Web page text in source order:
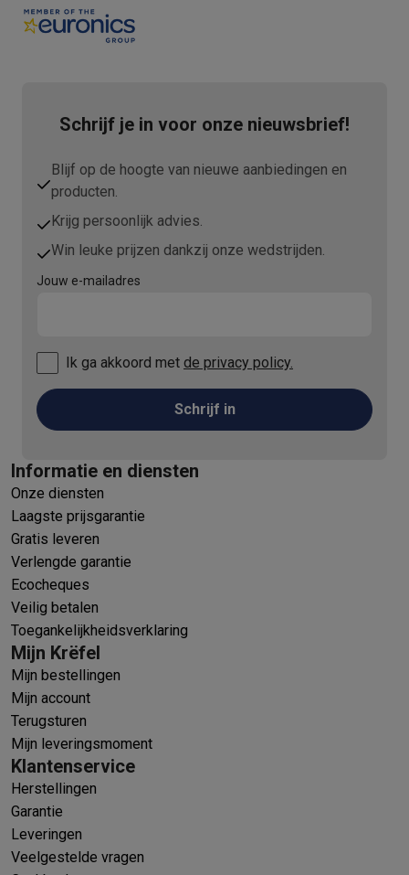
Schrijf je in voor onze nieuwsbrief!
Blijf op de hoogte van nieuwe aanbiedingen en
producten.
Krijg persoonlijk advies.
Win leuke prijzen dankzij onze wedstrijden.
Jouw e-mailadres
Ik ga akkoord met de privacy policy.
Schrijf in
Informatie en diensten
Onze diensten
Laagste prijsgarantie
Gratis leveren
Verlengde garantie
Ecocheques
Veilig betalen
Toegankelijkheidsverklaring
Mijn Krëfel
Mijn bestellingen
Mijn account
Terugsturen
Mijn leveringsmoment
Klantenservice
Herstellingen
Garantie
Leveringen
Veelgestelde vragen